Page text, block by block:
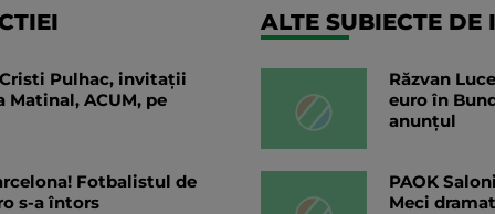
Pulhac, invitații
ACUM, pe
Fotbalistul de
s-a întors
ALTE SUBIECTE DE
Răzvan
euro în
anunțul
PAOK
Meci